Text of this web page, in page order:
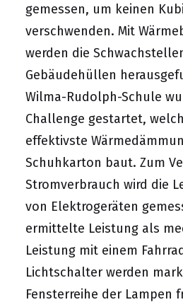
gemessen, um keinen
verschwenden. Mit
werden die
Gebäudehüllen
Wilma-Rudolph-Schule
Challenge gestartet,
effektivste
Schuhkarton baut. Zum
Stromverbrauch wird die
von Elektrogeräten
ermittelte Leistung als
Leistung mit einem
Lichtschalter werden
Fensterreihe der Lampen